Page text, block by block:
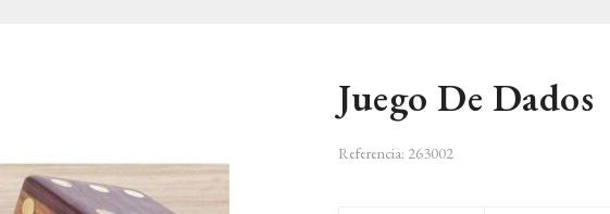
Juego De Dados
Referencia: 263002